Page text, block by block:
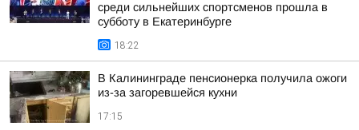
среди сильнейших спортсменов прошла в
субботу в Екатеринбурге
18:22
В Калининграде пенсионерка получила ожоги
из-за загоревшейся кухни
17:15